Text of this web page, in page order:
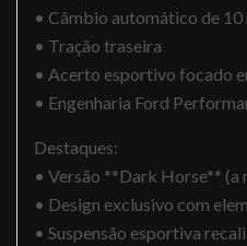
• Câmbio automático de 10
• Tração traseira
• Acerto esportivo focado
• Engenharia Ford
Destaques:
• Versão **Dark Horse** (a
• Design exclusivo com
• Suspensão esportiva